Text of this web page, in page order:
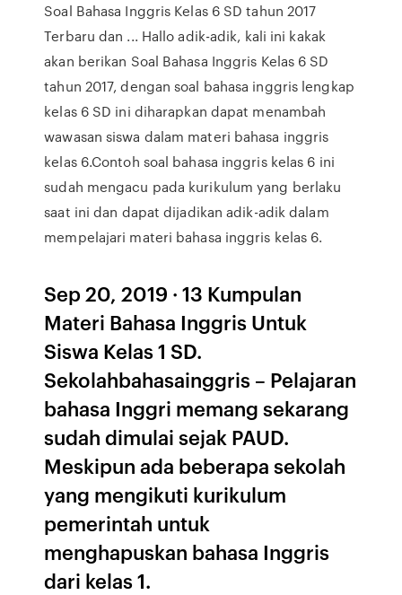
Soal Bahasa Inggris Kelas 6 SD tahun 2017
Terbaru dan ... Hallo adik-adik, kali ini kakak
akan berikan Soal Bahasa Inggris Kelas 6 SD
tahun 2017, dengan soal bahasa inggris lengkap
kelas 6 SD ini diharapkan dapat menambah
wawasan siswa dalam materi bahasa inggris
kelas 6.Contoh soal bahasa inggris kelas 6 ini
sudah mengacu pada kurikulum yang berlaku
saat ini dan dapat dijadikan adik-adik dalam
mempelajari materi bahasa inggris kelas 6.
Sep 20, 2019 · 13 Kumpulan
Materi Bahasa Inggris Untuk
Siswa Kelas 1 SD.
Sekolahbahasainggris – Pelajaran
bahasa Inggri memang sekarang
sudah dimulai sejak PAUD.
Meskipun ada beberapa sekolah
yang mengikuti kurikulum
pemerintah untuk
menghapuskan bahasa Inggris
dari kelas 1.